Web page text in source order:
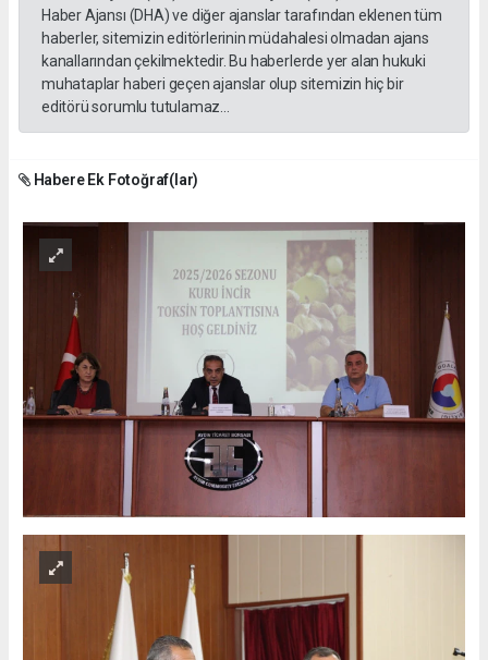
Haber Ajansı (DHA) ve diğer ajanslar tarafından eklenen tüm
haberler, sitemizin editörlerinin müdahalesi olmadan ajans
kanallarından çekilmektedir. Bu haberlerde yer alan hukuki
muhataplar haberi geçen ajanslar olup sitemizin hiç bir
editörü sorumlu tutulamaz...
Habere Ek Fotoğraf(lar)